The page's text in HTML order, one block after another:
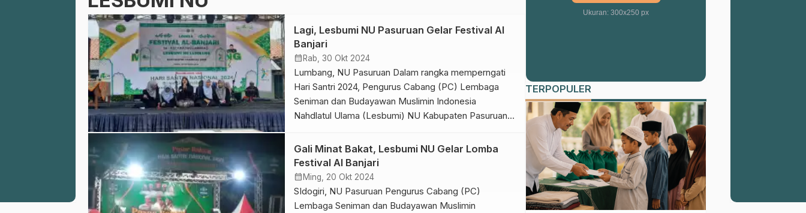
Lagi, Lesbumi NU Pasuruan Gelar Festival Al
Banjari
calendar_month Rab, 30 Okt 2024
Lumbang, NU Pasuruan Dalam rangka memperngati
Hari Santri 2024, Pengurus Cabang (PC) Lembaga
Seniman dan Budayawan Muslimin Indonesia
Nahdlatul Ulama (Lesbumi) NU Kabupaten Pasuruan
Cabang Nahdlatul Ulama (MWCNU) Lumbang
menggelar Festival Al-Banjari di Desa Cukurguling,
Kecamatan Lumbang, Senin (28/10/2024). Ketua PC
Lesbumi NU Kabupaten Pasuruan KH Yazid Tamim
[…]
Gali Minat Bakat, Lesbumi NU Gelar Lomba
Festival Al Banjari
calendar_month Ming, 20 Okt 2024
SIdogiri, NU Pasuruan Pengurus Cabang (PC)
Lembaga Seniman dan Budayawan Muslimin
Ukuran: 300x250 px
TERPOPULER